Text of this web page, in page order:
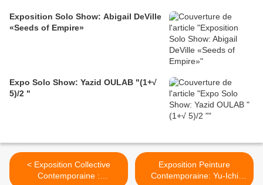
Exposition Solo Show: Abigail DeVille
«Seeds of Empire»
Expo Solo Show: Yazid OULAB "(1+√
5)/2 "
< Exposition Collective
Contemporaine :
Exposition Peinture
Contemporaine: Yu-Ichi